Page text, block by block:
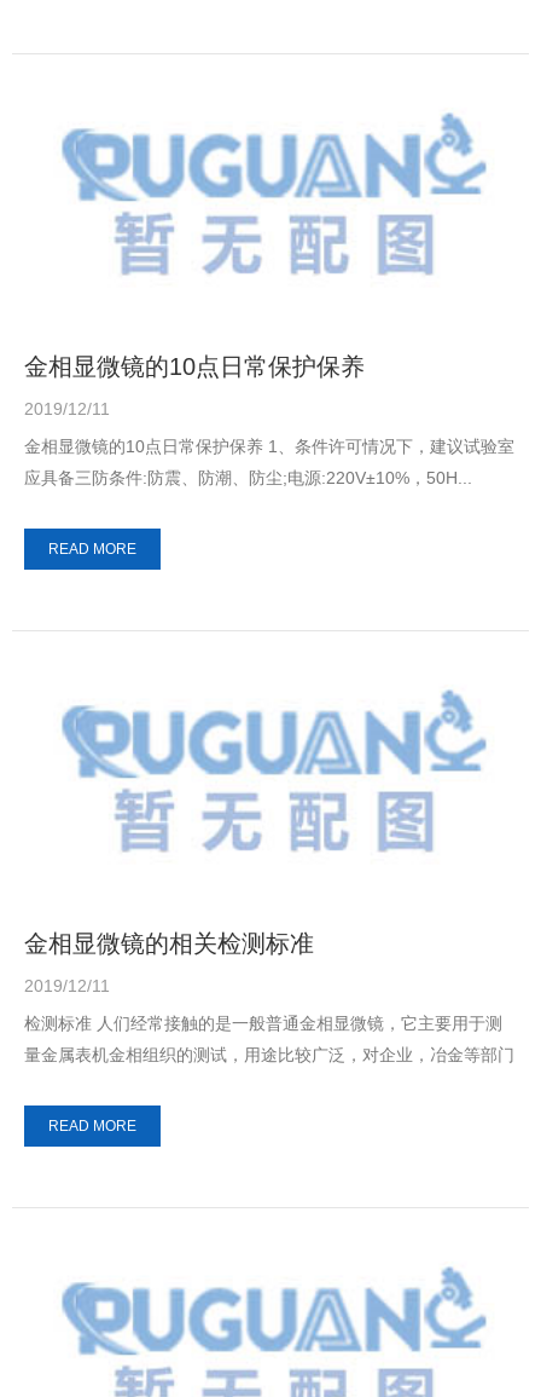
金相显微镜的10点日常保护保养
2019/12/11
金相显微镜的10点日常保护保养 1、条件许可情况下，建议试验室
应具备三防条件:防震、防潮、防尘;电源:220V±10%，50H...
READ MORE
金相显微镜的相关检测标准
2019/12/11
检测标准 人们经常接触的是一般普通金相显微镜，它主要用于测
量金属表机金相组织的测试，用途比较广泛，对企业，冶金等部门
READ MORE